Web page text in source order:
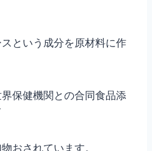
という成分を原材料に作
保健機関との合同食品添
おされています。